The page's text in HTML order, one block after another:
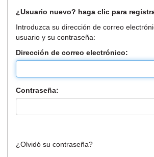
¿Usuario nuevo? haga clic para
Introduzca su dirección de correo
usuario y su contraseña:
Dirección de correo electrónico:
Contraseña:
¿Olvidó su contraseña?